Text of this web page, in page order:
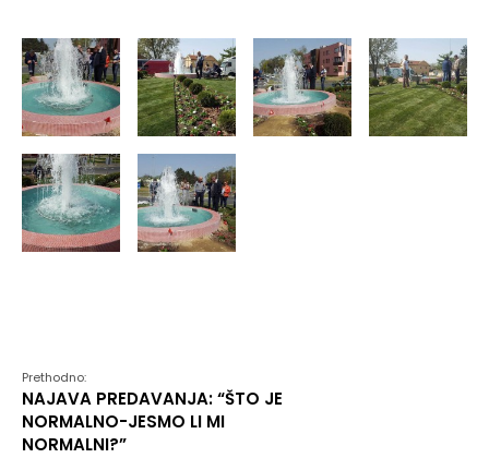
Prethodno:
NAJAVA PREDAVANJA: “ŠTO JE
NORMALNO-JESMO LI MI
NORMALNI?”